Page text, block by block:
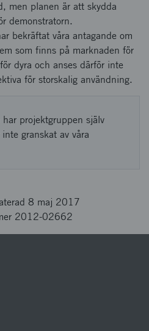
men planen är att skydda
demonstratorn.
bekräftat våra antagande om
som finns på marknaden för
dyra och anses därför inte
för storskalig användning.
projektgruppen själv
granskat av våra
8 maj 2017
2012-02662